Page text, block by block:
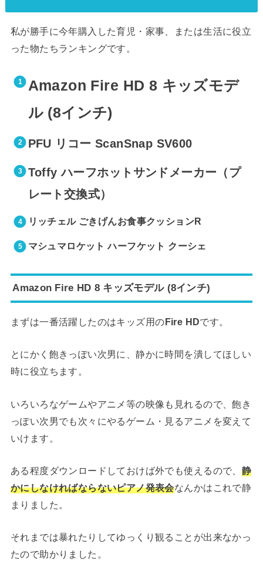
私が勝手に今年購入した育児・家事、または生活に役立
った物たちランキングです。
Amazon Fire HD 8 キッズモデ
ル (8インチ)
PFU リコー ScanSnap SV600
Toffy ハーフホットサンドメーカー（プ
レート交換式）
リッチェル ごきげんお食事クッションR
マシュマロケット ハーフケット クーシェ
Amazon Fire HD 8 キッズモデル (8インチ)
まずは一番活躍したのはキッズ用のFire HDです。
とにかく飽きっぽい次男に、静かに時間を潰してほしい
時に役立ちます。
いろいろなゲームやアニメ等の映像も見れるので、飽き
っぽい次男でも次々にやるゲーム・見るアニメを変えて
いけます。
ある程度ダウンロードしておけば外でも使えるので、 静
かにしなければならないピアノ発表会なんかはこれで静
まりました。
それまでは暴れたりしてゆっくり観ることが出来なかっ
たので助かりました。